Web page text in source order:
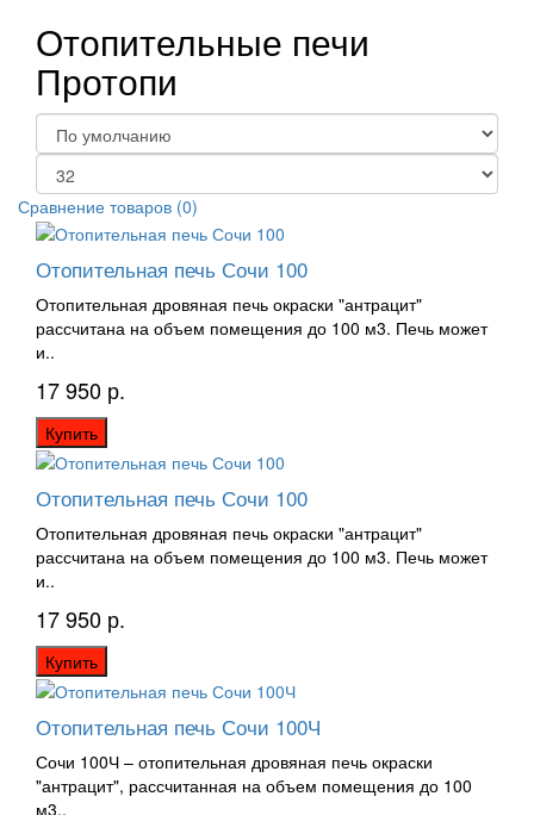
Отопительные печи
Протопи
Сравнение товаров (0)
Отопительная печь Сочи 100
Отопительная дровяная печь окраски "антрацит"
рассчитана на объем помещения до 100 м3. Печь может
и..
17 950 р.
Купить
Отопительная печь Сочи 100
Отопительная дровяная печь окраски "антрацит"
рассчитана на объем помещения до 100 м3. Печь может
и..
17 950 р.
Купить
Отопительная печь Сочи 100Ч
Сочи 100Ч – отопительная дровяная печь окраски
"антрацит", рассчитанная на объем помещения до 100
м3..